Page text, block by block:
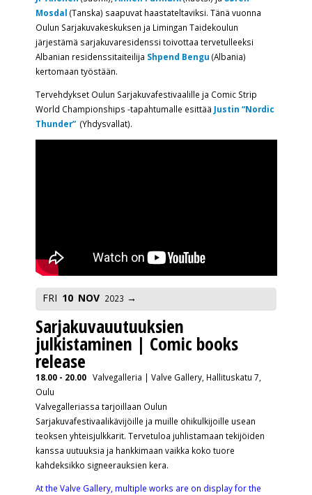
Mosdal (Tanska) saapuvat haastateltaviksi. Tänä vuonna
Oulun Sarjakuvakeskuksen ja Limingan Taidekoulun
järjestämä sarjakuvaresidenssi toivottaa tervetulleeksi
Albanian residenssitaiteilija Shpend Bengu (Albania)
kertomaan työstään.
Tervehdykset Oulun Sarjakuvafestivaalille ja Comic Strip
World Championships -tapahtumalle esittää Justin “Nordic
Thunder” (Yhdysvallat).
FRI 10 NOV 2023
Sarjakuvauutuuksien
julkistaminen | Comic books
release
18.00 - 20.00 Valvegalleria | Valve Gallery, Hallituskatu 7,
Oulu
Valvegalleriassa tarjoillaan Oulun
Sarjakuvafestivaalikävijöille ja muille ohikulkijoille usean
teoksen yhteisjulkkarit. Tervetuloa juhlistamaan tekijöiden
kanssa uutuuksia ja hankkimaan vaikka koko tuore
kahdeksikko signeerauksien kera.
At the Valve Gallery, multiple works are on display for the